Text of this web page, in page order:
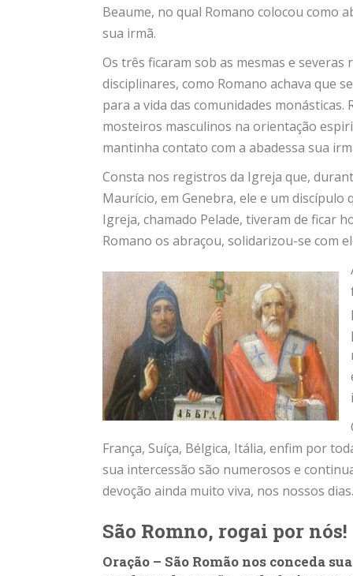
Beaume, no qual Romano colocou como
sua irmã.
Os três ficaram sob as mesmas e severas
disciplinares, como Romano achava que
para a vida das comunidades
mosteiros masculinos na orientação
mantinha contato com a abadessa sua
Consta nos registros da Igreja que,
Maurício, em Genebra, ele e um
Igreja, chamado Pelade, tiveram de ficar
Romano os abraçou, solidarizou-se com
França, Suíça, Bélgica, Itália, enfim por
sua intercessão são numerosos e
devoção ainda muito viva, nos nossos dias.
São Romno, rogai por nós!
Oração – São Romão nos conceda